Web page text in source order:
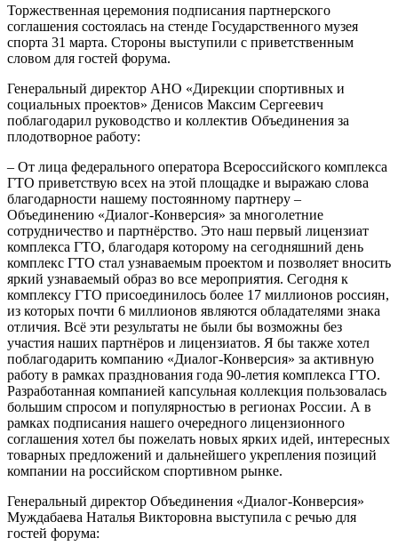
Торжественная церемония подписания партнерского
соглашения состоялась на стенде Государственного музея
спорта 31 марта. Стороны выступили с приветственным
словом для гостей форума.
Генеральный директор АНО «Дирекции спортивных и
социальных проектов» Денисов Максим Сергеевич
поблагодарил руководство и коллектив Объединения за
плодотворное работу:
– От лица федерального оператора Всероссийского комплекса
ГТО приветствую всех на этой площадке и выражаю слова
благодарности нашему постоянному партнеру –
Объединению «Диалог-Конверсия» за многолетние
сотрудничество и партнёрство. Это наш первый лицензиат
комплекса ГТО, благодаря которому на сегодняшний день
комплекс ГТО стал узнаваемым проектом и позволяет вносить
яркий узнаваемый образ во все мероприятия. Сегодня к
комплексу ГТО присоединилось более 17 миллионов россиян,
из которых почти 6 миллионов являются обладателями знака
отличия. Всё эти результаты не были бы возможны без
участия наших партнёров и лицензиатов. Я бы также хотел
поблагодарить компанию «Диалог-Конверсия» за активную
работу в рамках празднования года 90-летия комплекса ГТО.
Разработанная компанией капсульная коллекция пользовалась
большим спросом и популярностью в регионах России. А в
рамках подписания нашего очередного лицензионного
соглашения хотел бы пожелать новых ярких идей, интересных
товарных предложений и дальнейшего укрепления позиций
компании на российском спортивном рынке.
Генеральный директор Объединения «Диалог-Конверсия»
Муждабаева Наталья Викторовна выступила с речью для
гостей форума: